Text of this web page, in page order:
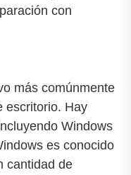
con
más comúnmente
escritorio. Hay
Windows
es conocido
cantidad de